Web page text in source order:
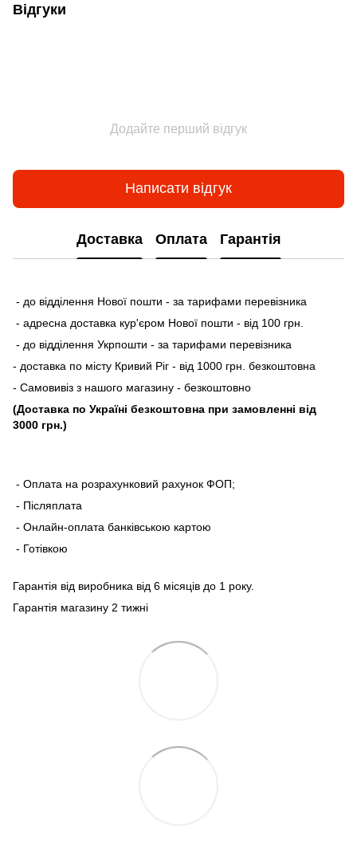
Відгуки
Додайте перший відгук
Написати відгук
Доставка Оплата Гарантія
- до відділення Нової пошти - за тарифами перевізника
- адресна доставка кур'єром Нової пошти - від 100 грн.
- до відділення Укрпошти - за тарифами перевізника
- доставка по місту Кривий Ріг - від 1000 грн. безкоштовна
- Самовивіз з нашого магазину - безкоштовно
(Доставка по Україні безкоштовна при замовленні від
3000 грн.)
- Оплата на розрахунковий рахунок ФОП;
- Післяплата
- Онлайн-оплата банківською картою
- Готівкою
Гарантія від виробника від 6 місяців до 1 року.
Гарантія магазину 2 тижні